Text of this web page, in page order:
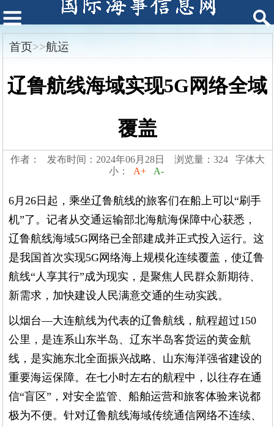
首页>>航运
辽鲁航线海域实现5G网络全域
覆盖
作者： 发布时间：2024年06月28日 浏览量：324 字体大
小：
A+ A-
6月26日起，乘坐辽鲁航线的旅客们在船上可以“刷手
机”了。记者从交通运输部北海航海保障中心获悉，
辽鲁航线海域5G网络已全部建成并正式投入运行。这
是我国首次实现5G网络海上规模化连续覆盖，使辽鲁
航线“人享其行”成为现实，是聚焦人民群众新期待、
新需求，加快建设人民满意交通的生动实践。
以烟台—大连航线为代表的辽鲁航线，航程超过150
公里，是连系山东半岛、辽东半岛客货运的黄金航
线，是实施东北全面振兴战略、山东海洋强省建设的
重要海运保障。在七小时左右的航程中，以往存在通
信“盲区”，对安全监管、船舶运营和旅客体验来说都
极为不便。针对辽鲁航线海域传统通信网络不连续、